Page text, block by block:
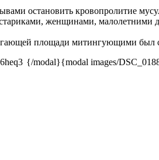
остановить кровопролитие
женщинами, малолетними
площади митингующими
{/modal}{modal images/